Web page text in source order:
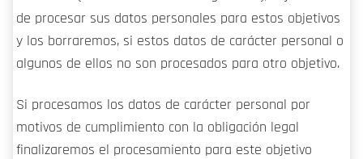
de procesar sus datos personales para estos objetivos
y los borraremos, si estos datos de carácter personal o
algunos de ellos no son procesados para otro objetivo.
Si procesamos los datos de carácter personal por
motivos de cumplimiento con la obligación legal
finalizaremos el procesamiento para este objetivo